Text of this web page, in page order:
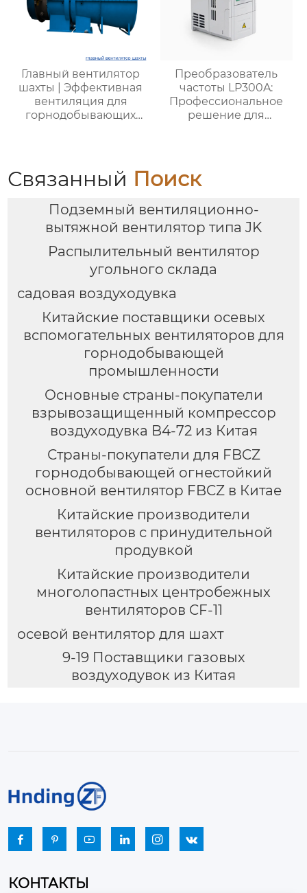
Главный вентилятор
шахты | Эффективная
вентиляция для
горнодобывающих
Преобразователь
частоты LP300A:
Профессиональное
решение для
Связанный Поиск
Подземный вентиляционно-
вытяжной вентилятор типа JK
Распылительный вентилятор
угольного склада
садовая воздуходувка
Китайские поставщики осевых
вспомогательных вентиляторов для
горнодобывающей
промышленности
Основные страны-покупатели
взрывозащищенный компрессор
воздуходувка B4-72 из Китая
Страны-покупатели для FBCZ
горнодобывающей огнестойкий
основной вентилятор FBCZ в Китае
Китайские производители
вентиляторов с принудительной
продувкой
Китайские производители
многолопастных центробежных
вентиляторов CF-11
осевой вентилятор для шахт
9-19 Поставщики газовых
воздуходувок из Китая
     
КОНТАКТЫ